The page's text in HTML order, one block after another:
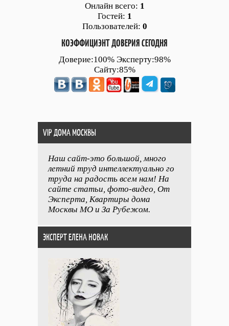
Онлайн всего: 1
Гостей: 1
Пользователей: 0
КОЭФФИЦИЭНТ ДОВЕРИЯ СЕГОДНЯ
Доверие:100% Эксперту:98%
Сайту:85%
VIP ДОМА МОСКВЫ
Наш сайт-это большой, много
летний труд интеллектуально го
труда на радость всем нам! На
сайте статьи, фото-видео, От
Эксперта, Квартиры дома
Москвы МО и За Рубежом.
ЭКСПЕРТ ЕЛЕНА НОВАК